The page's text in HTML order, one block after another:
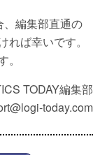
編集部直通の
ば幸いです。
TODAY編集部
today.com